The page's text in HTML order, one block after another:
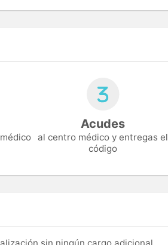
Acudes
al centro médico y entregas el
código